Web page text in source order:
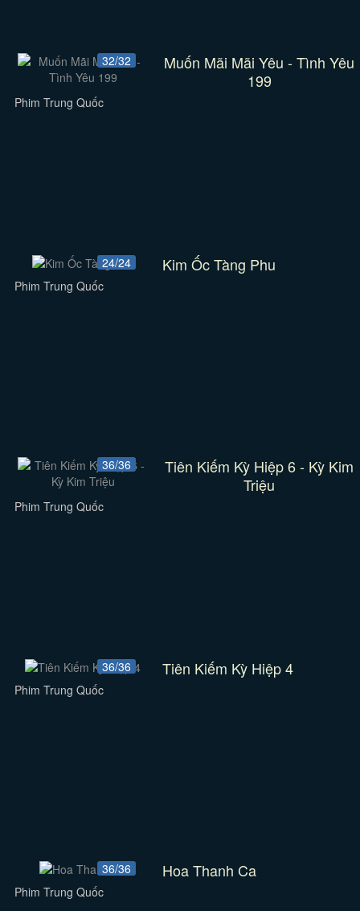
32/32
Muốn Mãi Mãi Yêu - Tình Yêu
199
Phim Trung Quốc
24/24 Kim Ốc Tàng Phu
Phim Trung Quốc
36/36
Tiên Kiếm Kỳ Hiệp 6 - Kỳ Kim
Triệu
Phim Trung Quốc
36/36 Tiên Kiếm Kỳ Hiệp 4
Phim Trung Quốc
36/36 Hoa Thanh Ca
Phim Trung Quốc